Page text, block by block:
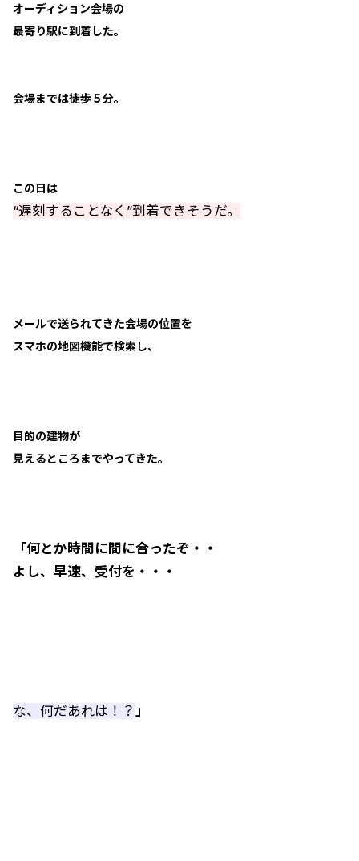
オーディション会場の
最寄り駅に到着した。
会場までは徒歩５分。
この日は
“遅刻することなく”到着できそうだ。
メールで送られてきた会場の位置を
スマホの地図機能で検索し、
目的の建物が
見えるところまでやってきた。
「何とか時間に間に合ったぞ・・
よし、早速、受付を・・・
な、何だあれは！？ 」